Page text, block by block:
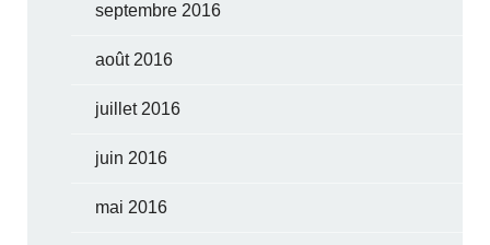
septembre 2016
août 2016
juillet 2016
juin 2016
mai 2016